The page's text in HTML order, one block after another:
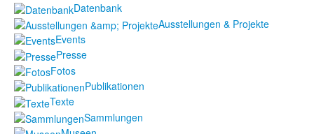
Datenbank
Ausstellungen & Projekte
Events
Presse
Fotos
Publikationen
Texte
Sammlungen